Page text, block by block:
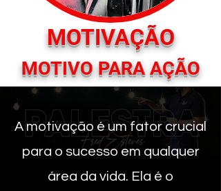
MOTIVAÇÃO
MOTIVO PARA AÇÃO
A motivação é um fator crucial
para o sucesso em qualquer
área da vida. Ela é o